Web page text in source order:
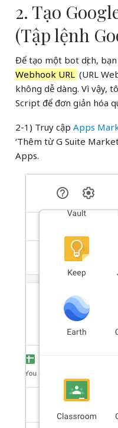
2. Tạo
(Tập lệnh
Để tạo một bot dịch,
Webhook URL (URL
không dễ dàng. Vì vậy,
Script để đơn giản hóa
2-1) Truy cậpApps
‘Thêm từ G Suite
Apps.